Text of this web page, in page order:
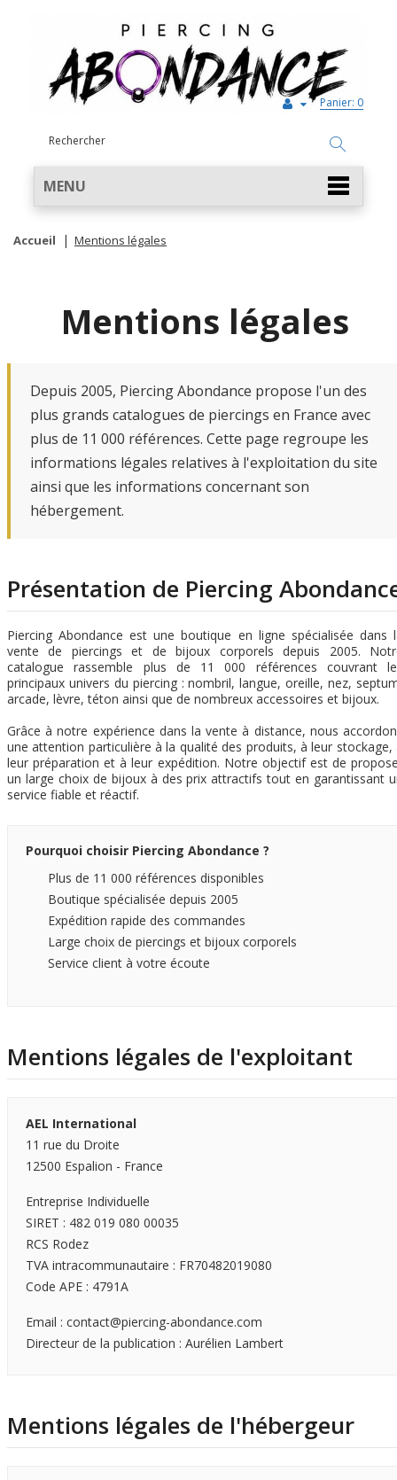
Panier: 0
MENU
Accueil Mentions légales
Mentions légales
Depuis 2005, Piercing Abondance propose l'un des
plus grands catalogues de piercings en France avec
plus de 11 000 références. Cette page regroupe les
informations légales relatives à l'exploitation du site
ainsi que les informations concernant son
hébergement.
Présentation de Piercing
Piercing Abondance est une boutique en ligne spécialisée dans
vente de piercings et de bijoux corporels depuis 2005.
catalogue rassemble plus de 11 000 références couvrant
principaux univers du piercing : nombril, langue, oreille, nez,
arcade, lèvre, téton ainsi que de nombreux accessoires et bijoux.
Grâce à notre expérience dans la vente à distance, nous
une attention particulière à la qualité des produits, à leur stockage,
leur préparation et à leur expédition. Notre objectif est de
un large choix de bijoux à des prix attractifs tout en garantissant
service fiable et réactif.
Pourquoi choisir Piercing Abondance ?
Plus de 11 000 références disponibles
Boutique spécialisée depuis 2005
Expédition rapide des commandes
Large choix de piercings et bijoux corporels
Service client à votre écoute
Mentions légales de l'exploitant
AEL International
11 rue du Droite
12500 Espalion - France
Entreprise Individuelle
SIRET : 482 019 080 00035
RCS Rodez
TVA intracommunautaire : FR70482019080
Code APE : 4791A
Email : contact@piercing-abondance.com
Directeur de la publication : Aurélien Lambert
Mentions légales de l'hébergeur